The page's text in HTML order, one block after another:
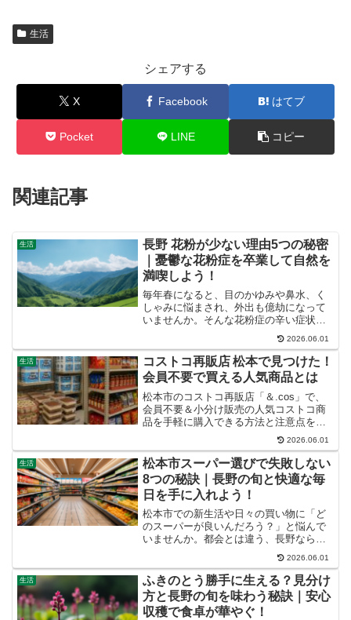
生活
シェアする
X Facebook はてブ
Pocket LINE コピー
関連記事
生活
長野 花粉が少ない理由5つの秘密
｜憂鬱な花粉症を卒業して自然を
満喫しよう！
毎年春になると、目のかゆみや鼻水、く
しゃみに悩まされ、外出も億劫になって
いませんか。そんな花粉症の辛い症状に
終止符を打ちたいと願うあなたへ、長野
県が「花粉が少ない」と言われる理由を
詳しく解説します。この記事を読めば、
なぜ長野が花粉症に優しい...
2026.06.01
生活
コストコ再販店 松本で見つけた！
会員不要で買える人気商品とは
松本市のコストコ再販店「＆.cos」で、
会員不要＆小分け販売の人気コストコ商
品を手軽に購入できる方法と注意点をわ
2026.06.01
生活
松本市スーパー選びで失敗しない
8つの秘訣｜長野の旬と快適な毎
日を手に入れよう！
松本市での新生活や日々の買い物に「ど
のスーパーが良いんだろう？」と悩んで
いませんか。都会とは違う、長野ならで
はの食材の豊富さや、地域に密着したス
ーパー選びのポイントを知りたい方も多
いはずです。この記事を読めば、あなた
のライフスタイルにぴった...
2026.06.01
生活
ふきのとう勝手に生える？見分け
方と長野の旬を味わう秘訣｜安心
収穫で食卓が華やぐ！